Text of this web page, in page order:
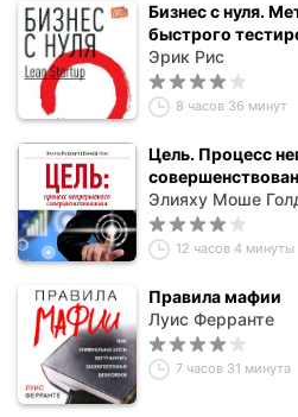
Бизнес с нуля.
быстрого
бизнес-модели
Эрик Рис
8 часов 36 минут
Цель. Процесс
Элияху Моше
12 часов 4 минуты
Правила мафии
Луис Ферранте
7 часов 31 минута